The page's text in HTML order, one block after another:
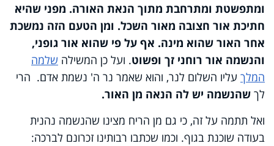
ומתפשטת ומתרחבת מתוך הנאת האורה. מפני שהיא
חתיכת אור חצובה מאור השכל. ומן הטעם הזה נמשכת
אחר האור שהוא מינה. אף על פי שהוא אור גופני,
והנשמה אור רוחני זך ופשוט. ועל כן המשילה שלמה
המלך עליו השלום לנר, והוא שאמר נר ה' נשמת אדם. הרי
לך שהנשמה יש לה הנאה מן האור.
ואל תתמה על זה, כי גם מן הריח מצינו שהנשמה נהנית
בעודה שוכנת בגוף. וכמו שכתבו רבותינו זכרונם לברכה: